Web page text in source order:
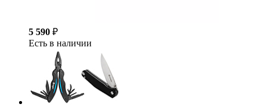
5 590 ₽
Есть в наличии